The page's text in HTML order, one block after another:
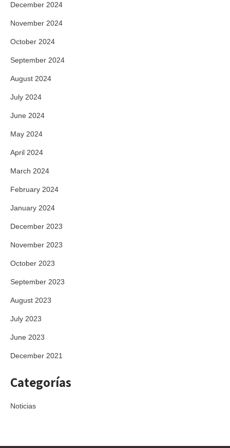
December 2024
November 2024
October 2024
September 2024
August 2024
July 2024
June 2024
May 2024
April 2024
March 2024
February 2024
January 2024
December 2023
November 2023
October 2023
September 2023
August 2023
July 2023
June 2023
December 2021
Categorías
Noticias